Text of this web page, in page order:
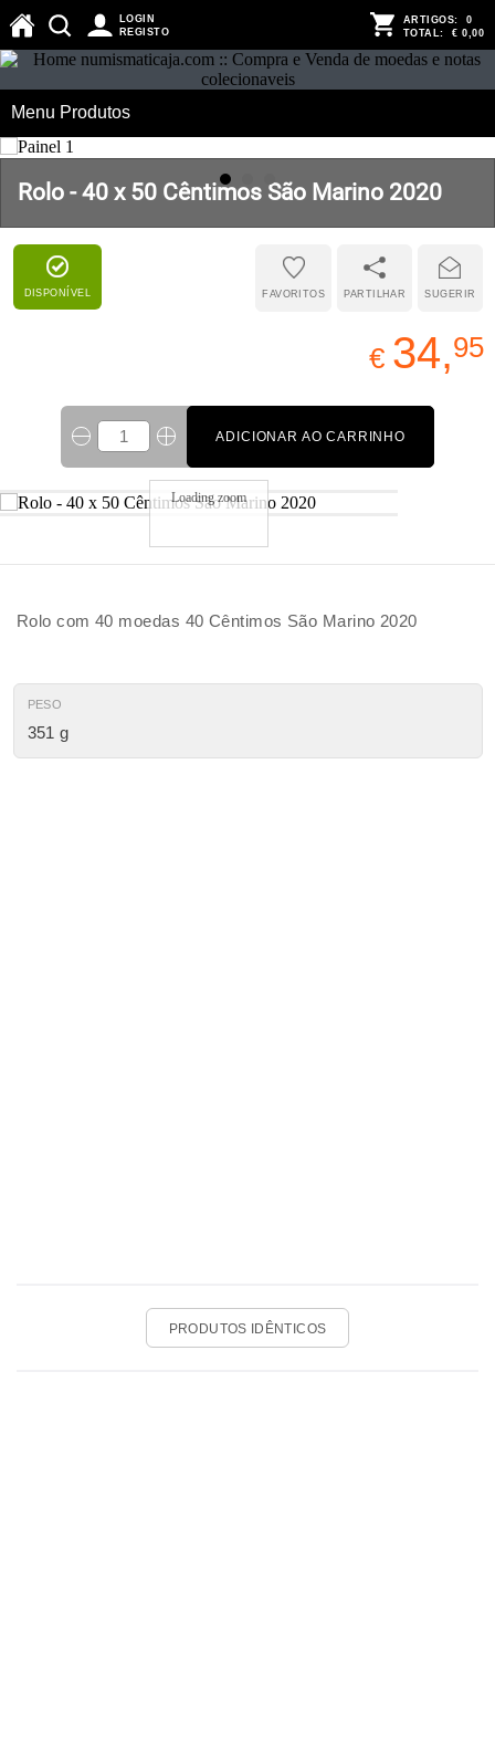
LOGIN
REGISTO
ARTIGOS: 0
TOTAL: € 0,00
Menu Produtos
Rolo - 40 x 50 Cêntimos São Marino 2020
DISPONÍVEL SUGERIR
PARTILHAR
FAVORITOS
€ 34,95
ADICIONAR AO CARRINHO
Loading zoom
Rolo com 40 moedas 40 Cêntimos São Marino 2020
PESO
351 g
PRODUTOS IDÊNTICOS